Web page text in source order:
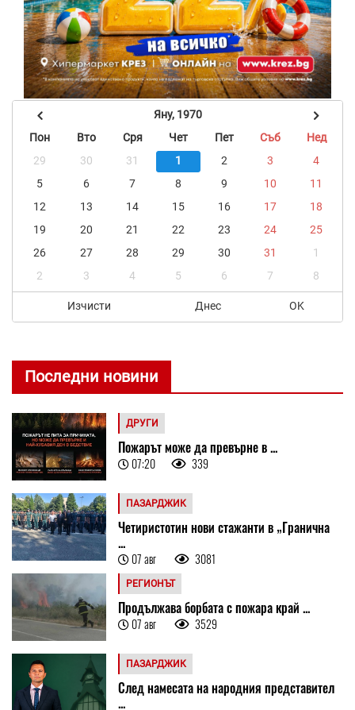
Яну, 1970
Пон
Вто Сря Чет Пет Съб
Нед
29
30 31 1 2 3
4
5
6 7 8 9 10
11
12
13 14 15 16 17
18
19
20 21 22 23 24
25
26
27 28 29 30 31
1
2
3 4 5 6 7 8
Изчисти Днес OK
Последни новини
ДРУГИ
Пожарът може да превърне в ...
07:20 339
ПАЗАРДЖИК
Четиристотин нови стажанти в „Гранична
...
07 авг 3081
РЕГИОНЪТ
Продължава борбата с пожара край ...
07 авг 3529
ПАЗАРДЖИК
След намесата на народния представител
...